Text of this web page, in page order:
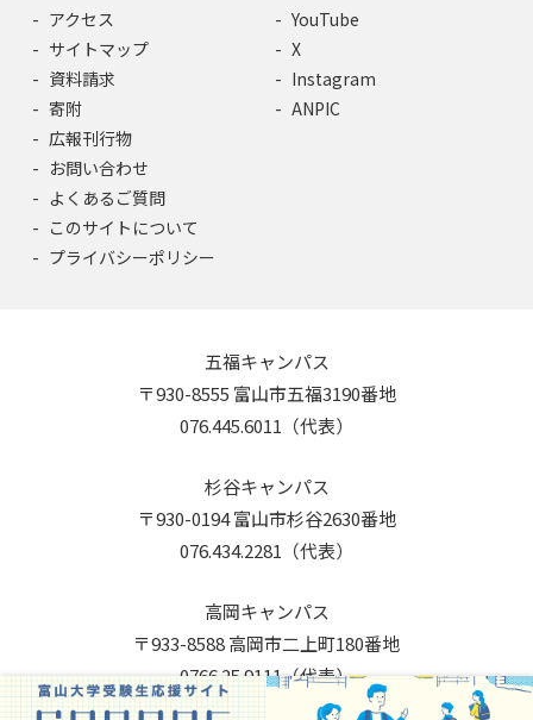
アクセス
サイトマップ
資料請求
寄附
広報刊行物
お問い合わせ
よくあるご質問
このサイトについて
プライバシーポリシー
YouTube
X
Instagram
ANPIC
五福キャンパス
〒930-8555 富山市五福3190番地
076.445.6011（代表）
杉谷キャンパス
〒930-0194 富山市杉谷2630番地
076.434.2281（代表）
高岡キャンパス
〒933-8588 高岡市二上町180番地
0766.25.9111（代表）